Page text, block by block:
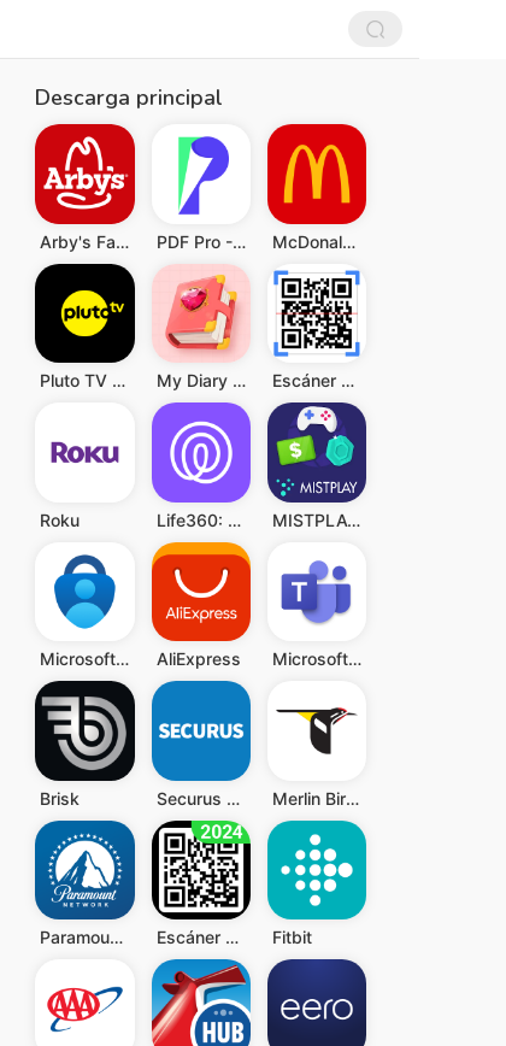
Descarga principal
Arby's Fast Food Sandwiches PDF Pro - Reader & Maker McDonald's
Pluto TV - Películas y Series My Diary - Diary With Lock Escáner de QR y Código Barras
Roku Life360: Compartir ubicación MISTPLAY: Jugar para ganar
Microsoft Authenticator AliExpress Microsoft Teams
Brisk Securus Mobile Merlin Bird ID de Cornell Lab
Paramount Network Escáner QR y Código de Barras Fitbit